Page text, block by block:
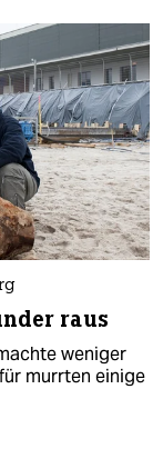
raus
weniger
murrten einige